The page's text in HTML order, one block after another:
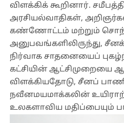
விளக்கிக் கூறினார்.
அரசியல்வாதிகள்,
கண்ணோட்டம் மற்றும்
அனுபவங்களிலிருந்து,
நிர்வாக சாதனையைப்
கட்சியின் ஆட்சிமுறையை
விளக்கியதோடு, சீனப்
நவீனமயமாக்கலின்
உலகளாவிய மதிப்பையும்